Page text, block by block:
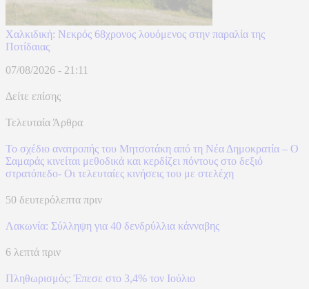
Χαλκιδική: Νεκρός 68χρονος λουόμενος στην παραλία της
Ποτίδαιας
07/08/2026 - 21:11
Δείτε επίσης
Τελευταία Άρθρα
Το σχέδιο ανατροπής του Μητσοτάκη από τη Νέα Δημοκρατία – Ο
Σαμαράς κινείται μεθοδικά και κερδίζει πόντους στο δεξιό
στρατόπεδο- Οι τελευταίες κινήσεις του με στελέχη
50 δευτερόλεπτα πριν
Λακωνία: Σύλληψη για 40 δενδρύλλια κάνναβης
6 λεπτά πριν
Πληθωρισμός: Έπεσε στο 3,4% τον Ιούλιο